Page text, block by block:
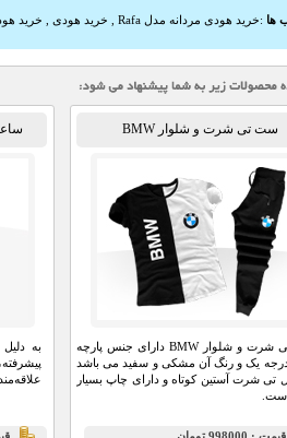
ها :خرید هودی مردانه مدل Rafa خرید هودی خرید
ست تی شرت و شلوار BMW
ست تی شرت و شلوار BMW دارای جنس پارچه
یک و رنگ آن مشکی و سفید می باشد
تی شرت آستین کوتاه و دارای چاپ بسیار
به